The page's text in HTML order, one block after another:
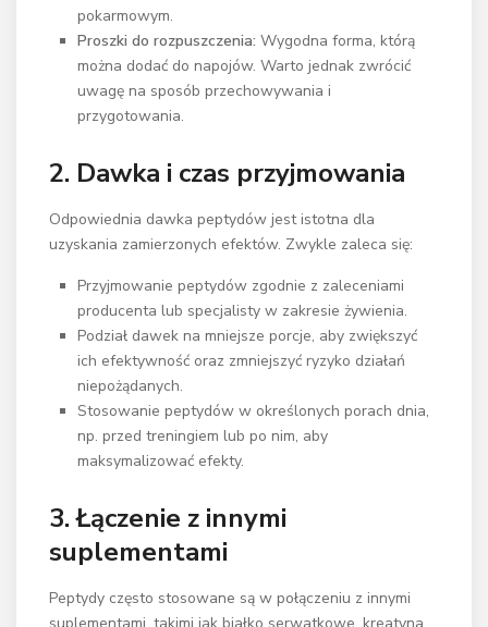
pokarmowym.
Proszki do rozpuszczenia: Wygodna forma, którą
można dodać do napojów. Warto jednak zwrócić
uwagę na sposób przechowywania i
przygotowania.
2. Dawka i czas przyjmowania
Odpowiednia dawka peptydów jest istotna dla
uzyskania zamierzonych efektów. Zwykle zaleca się:
Przyjmowanie peptydów zgodnie z zaleceniami
producenta lub specjalisty w zakresie żywienia.
Podział dawek na mniejsze porcje, aby zwiększyć
ich efektywność oraz zmniejszyć ryzyko działań
niepożądanych.
Stosowanie peptydów w określonych porach dnia,
np. przed treningiem lub po nim, aby
maksymalizować efekty.
3. Łączenie z innymi
suplementami
Peptydy często stosowane są w połączeniu z innymi